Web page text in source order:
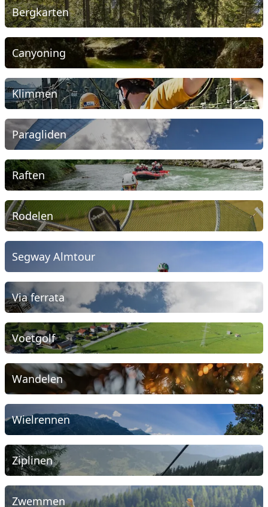
Bergkarten
Canyoning
Klimmen
Paragliden
Raften
Rodelen
Segway Almtour
Via ferrata
Voetgolf
Wandelen
Wielrennen
Ziplinen
Zwemmen